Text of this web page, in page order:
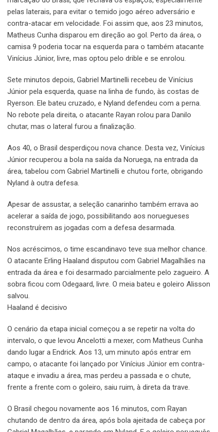
pelas laterais, para evitar o temido jogo aéreo adversário e
contra-atacar em velocidade. Foi assim que, aos 23 minutos,
Matheus Cunha disparou em direção ao gol. Perto da área, o
camisa 9 poderia tocar na esquerda para o também atacante
Vinícius Júnior, livre, mas optou pelo drible e se enrolou.
Sete minutos depois, Gabriel Martinelli recebeu de Vinícius
Júnior pela esquerda, quase na linha de fundo, às costas de
Ryerson. Ele bateu cruzado, e Nyland defendeu com a perna.
No rebote pela direita, o atacante Rayan rolou para Danilo
chutar, mas o lateral furou a finalização.
Aos 40, o Brasil desperdiçou nova chance. Desta vez, Vinícius
Júnior recuperou a bola na saída da Noruega, na entrada da
área, tabelou com Gabriel Martinelli e chutou forte, obrigando
Nyland à outra defesa.
Apesar de assustar, a seleção canarinho também errava ao
acelerar a saída de jogo, possibilitando aos noruegueses
reconstruírem as jogadas com a defesa desarmada.
Nos acréscimos, o time escandinavo teve sua melhor chance.
O atacante Erling Haaland disputou com Gabriel Magalhães na
entrada da área e foi desarmado parcialmente pelo zagueiro. A
sobra ficou com Odegaard, livre. O meia bateu e goleiro Alisson
salvou.
Haaland é decisivo
O cenário da etapa inicial começou a se repetir na volta do
intervalo, o que levou Ancelotti a mexer, com Matheus Cunha
dando lugar a Endrick. Aos 13, um minuto após entrar em
campo, o atacante foi lançado por Vinícius Júnior em contra-
ataque e invadiu a área, mas perdeu a passada e o chute,
frente a frente com o goleiro, saiu ruim, à direta da trave.
O Brasil chegou novamente aos 16 minutos, com Rayan
chutando de dentro da área, após bola ajeitada de cabeça por